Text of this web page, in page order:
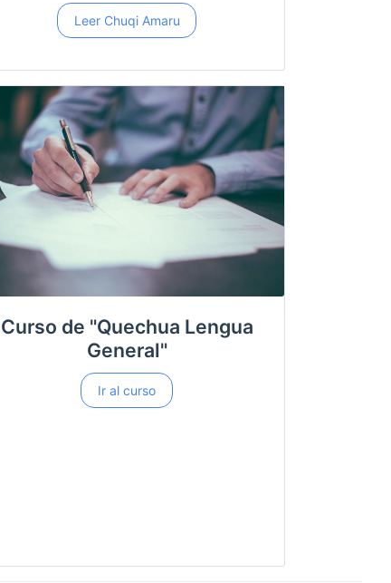
Leer Chuqi Amaru
Curso de "Quechua Lengua
General"
Ir al curso